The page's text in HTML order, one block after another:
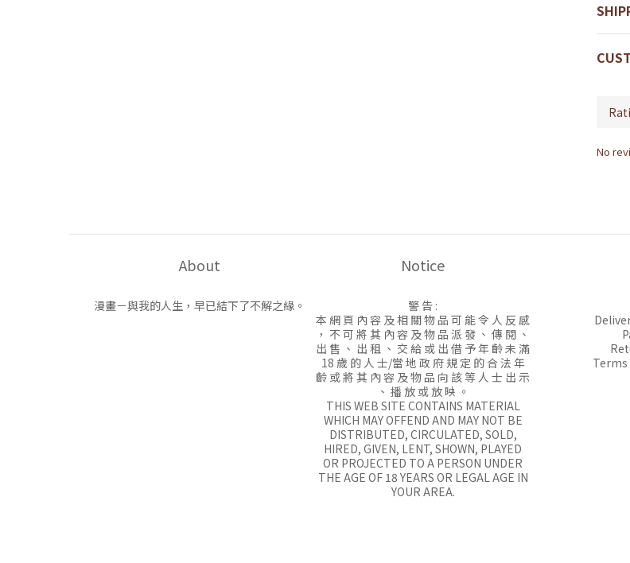
No
About
漫畫－與我的人生，早已結下了不解之緣。
Notice
警 告 :
本 網 頁 內 容 及 相 關 物 品 可 能 令 人 反 感
， 不 可 將 其 內 容 及 物 品 派 發 、 傳 閱 、
出 售 、 出 租 、 交 給 或 出 借 予 年 齡 未 滿
18 歲 的 人 士/當 地 政 府 規 定 的 合 法 年
齡 或 將 其 內 容 及 物 品 向 該 等 人 士 出 示
、 播 放 或 放 映 。
THIS WEB SITE CONTAINS MATERIAL
WHICH MAY OFFEND AND MAY NOT BE
DISTRIBUTED, CIRCULATED, SOLD,
HIRED, GIVEN, LENT, SHOWN, PLAYED
OR PROJECTED TO A PERSON UNDER
THE AGE OF 18 YEARS OR LEGAL AGE IN
YOUR AREA.